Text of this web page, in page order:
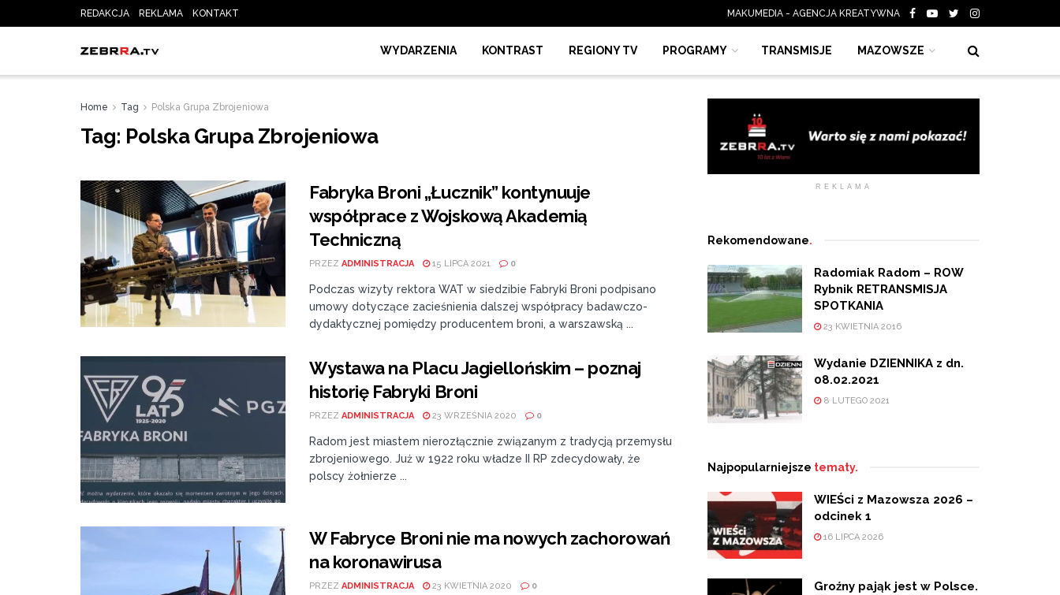
REDAKCJA REKLAMA KONTAKT MAKUMEDIA - AGENCJA KREATYWNA
WYDARZENIA KONTRAST REGIONY TV PROGRAMY TRANSMISJE MAZOWSZE
Home Tag Polska Grupa Zbrojeniowa
Tag: Polska Grupa Zbrojeniowa
Fabryka Broni „Łucznik” kontynuuje
współprace z Wojskową Akademią
Techniczną
PRZEZ ADMINISTRACJA 15 LIPCA 2021 0
Podczas wizyty rektora WAT w siedzibie Fabryki Broni podpisano
umowy dotyczące zacieśnienia dalszej współpracy badawczo-
dydaktycznej pomiędzy producentem broni, a warszawską ...
Wystawa na Placu Jagiellońskim – poznaj
historię Fabryki Broni
PRZEZ ADMINISTRACJA 23 WRZEŚNIA 2020 0
Radom jest miastem nierozłącznie związanym z tradycją przemysłu
zbrojeniowego. Już w 1922 roku władze II RP zdecydowały, że
polscy żołnierze ...
W Fabryce Broni nie ma nowych zachorowań
na koronawirusa
PRZEZ ADMINISTRACJA 23 KWIETNIA 2020 0
REKLAMA
Rekomendowane.
Radomiak Radom – ROW
Rybnik RETRANSMISJA
SPOTKANIA
23 KWIETNIA 2016
Wydanie DZIENNIKA z dn.
08.02.2021
8 LUTEGO 2021
Najpopularniejsze tematy.
WIEŚci z Mazowsza 2026 –
odcinek 1
16 LIPCA 2026
Groźny pająk jest w Polsce.